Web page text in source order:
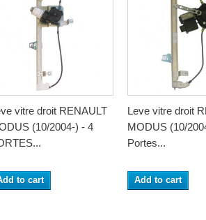
vitre droit RENAULT
(10/2004-) - 4
to cart
Leve vitre droit
MODUS (10/
Portes...
Add to cart